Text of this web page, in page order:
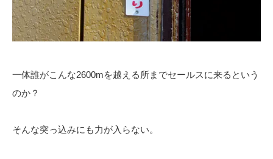
一体誰がこんな2600mを越える所までセールスに来るという
のか？
そんな突っ込みにも力が入らない。